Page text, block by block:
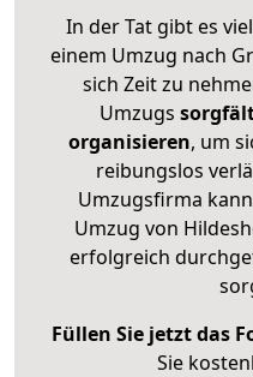
In der Tat gibt es
einem Umzug nach
sich Zeit zu
Umzugs
organisieren, um
reibungslos
Umzugsfirma
Umzug von
erfolgreich
Füllen Sie jetzt das
Sie